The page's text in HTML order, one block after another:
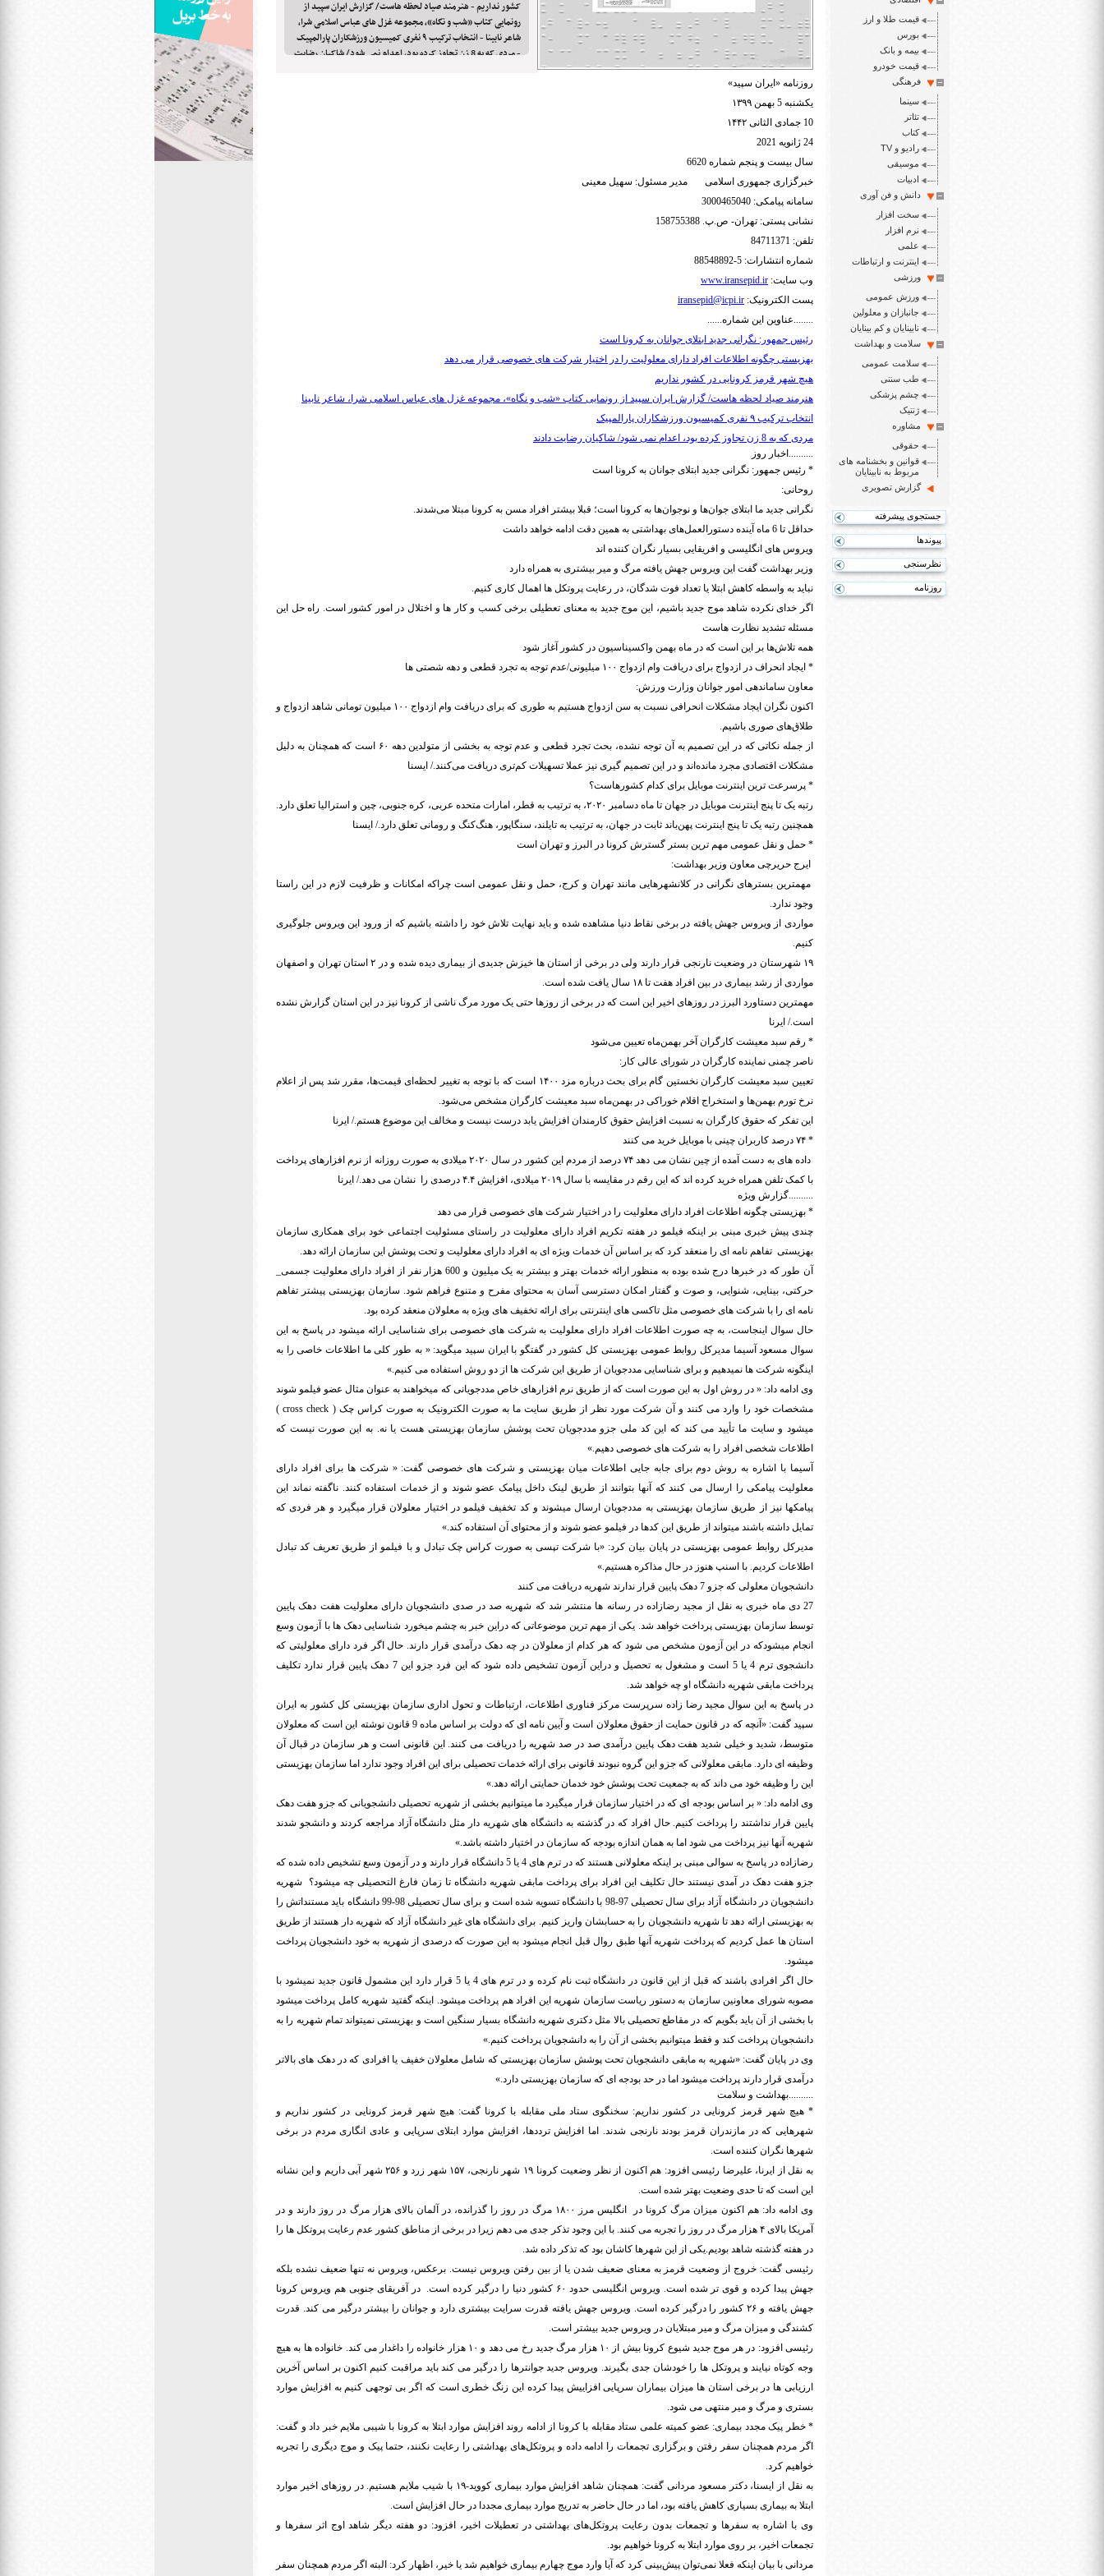
قیمت طلا و ارز
بورس
بیمه و بانک
قیمت خودرو
فرهنگی
سینما
تئاتر
کتاب
رادیو و TV
موسیقی
ادبیات
دانش و فن آوری
سخت افزار
نرم افزار
علمی
اینترنت و ارتباطات
ورزشی
ورزش عمومی
جانبازان و معلولین
نابینایان و کم بینایان
سلامت و بهداشت
سلامت عمومی
طب سنتی
چشم پزشکی
ژنتیک
مشاوره
حقوقی
قوانین و بخشنامه های
مربوط به نابینایان
گزارش تصویری
جستجوی پیشرفته
پیوندها
نظرسنجی
روزنامه
کشور نداریم - هنرمند صیاد لحظه هاست/ گزارش ایران سپید از
رونمایی کتاب «شب و نگاه»، مجموعه غزل های عباس اسلامی شرا،
شاعر نابینا - انتخاب ترکیب ۹ نفری کمیسیون ورزشکاران پارالمپیک
- مردی که به 8 زن تجاوز کرده بود، اعدام نمی شود/ شاکیان رضایت
روزنامه «ایران سپید»
یکشنبه 5 بهمن ۱۳۹۹
10 جمادی الثانی ۱۴۴۲
24 ژانویه 2021
سال بیست و پنجم شماره 6620
خبرگزاری جمهوری اسلامی مدیر مسئول: سهیل معینی
سامانه پیامکی: 3000465040
نشانی پستی: تهران- ص.پ. 158755388
تلفن: 84711371
شماره انتشارات: 5-88548892
وب سایت: www.iransepid.ir
پست الکترونیک: iransepid@icpi.ir
........عناوین این شماره......
رئیس جمهور: نگرانی جدید ابتلای جوانان به کرونا است
بهزیستی چگونه اطلاعات افراد دارای معلولیت را در اختیار شرکت های خصوصی قرار می دهد
هیچ شهر قرمز کرونایی در کشور نداریم
هنرمند صیاد لحظه هاست/ گزارش ایران سپید از رونمایی کتاب «شب و نگاه»، مجموعه غزل های عباس اسلامی شرا، شاعر نابینا
انتخاب ترکیب ۹ نفری کمیسیون ورزشکاران پارالمپیک
مردی که به 8 زن تجاوز کرده بود، اعدام نمی شود/ شاکیان رضایت دادند
..........اخبار روز
* رئیس جمهور: نگرانی جدید ابتلای جوانان به کرونا است
روحانی:
نگرانی جدید ما ابتلای جوان‌ها و نوجوان‌ها به کرونا است؛ قبلا بیشتر افراد مسن به کرونا مبتلا می‌شدند.
حداقل تا 6 ماه آینده دستورالعمل‌های بهداشتی به همین دقت ادامه خواهد داشت
ویروس های انگلیسی و افریقایی بسیار نگران کننده اند
وزیر بهداشت گفت این ویروس جهش یافته مرگ و میر بیشتری به همراه دارد
نباید به واسطه کاهش ابتلا یا تعداد فوت شدگان، در رعایت پروتکل ها اهمال کاری کنیم.
اگر خدای نکرده شاهد موج جدید باشیم، این موج جدید به معنای تعطیلی برخی کسب و کار ها و اختلال در امور کشور است. راه حل این
مسئله تشدید نظارت هاست
همه تلاش‌ها بر این است که در ماه بهمن واکسیناسیون در کشور آغاز شود
* ایجاد انحراف در ازدواج برای دریافت وام ازدواج ۱۰۰ میلیونی/عدم توجه به تجرد قطعی و دهه شصتی ها
معاون ساماندهی امور جوانان وزارت ورزش:
اکنون نگران ایجاد مشکلات انحرافی نسبت به سن ازدواج هستیم به طوری که برای دریافت وام ازدواج ۱۰۰ میلیون تومانی شاهد ازدواج و
طلاق‌های صوری باشیم.
از جمله نکاتی که در این تصمیم به آن توجه نشده، بحث تجرد قطعی و عدم توجه به بخشی از متولدین دهه ۶۰ است که همچنان به دلیل
مشکلات اقتصادی مجرد مانده‌اند و در این تصمیم گیری نیز عملا تسهیلات کم‌تری دریافت می‌کنند./ ایسنا
* پرسرعت ترین اینترنت موبایل برای کدام کشورهاست؟
رتبه یک تا پنج اینترنت موبایل در جهان تا ماه دسامبر ۲۰۲۰، به ترتیب به قطر، امارات متحده عربی، کره جنوبی، چین و استرالیا تعلق دارد.
همچنین رتبه یک تا پنج اینترنت پهن‌باند ثابت در جهان، به ترتیب به تایلند، سنگاپور، هنگ‌کنگ و رومانی تعلق دارد./ ایسنا
* حمل و نقل عمومی مهم ترین بستر گسترش کرونا در البرز و تهران است
ایرج حریرچی معاون وزیر بهداشت:
مهمترین بسترهای نگرانی در کلانشهرهایی مانند تهران و کرج، حمل و نقل عمومی است چراکه امکانات و ظرفیت لازم در این راستا
وجود ندارد.
مواردی از ویروس جهش یافته در برخی نقاط دنیا مشاهده شده و باید نهایت تلاش خود را داشته باشیم که از ورود این ویروس جلوگیری
کنیم.
۱۹ شهرستان در وضعیت نارنجی قرار دارند ولی در برخی از استان ها خیزش جدیدی از بیماری دیده شده و در ۲ استان تهران و اصفهان
مواردی از رشد بیماری در بین افراد هفت تا ۱۸ سال یافت شده است.
مهمترین دستاورد البرز در روزهای اخیر این است که در برخی از روزها حتی یک مورد مرگ ناشی از کرونا نیز در این استان گزارش نشده
است./ ایرنا
* رقم سبد معیشت کارگران آخر بهمن‌ماه تعیین می‌شود
ناصر چمنی نماینده کارگران در شورای عالی کار:
تعیین سبد معیشت کارگران نخستین گام برای بحث درباره مزد ۱۴۰۰ است که با توجه به تغییر لحظه‌ای قیمت‌ها، مقرر شد پس از اعلام
نرخ تورم بهمن‌ها و استخراج اقلام خوراکی در بهمن‌ماه سبد معیشت کارگران مشخص می‌شود.
این تفکر که حقوق کارگران به نسبت افزایش حقوق کارمندان افزایش یابد درست نیست و مخالف این موضوع هستم./ ایرنا
* ۷۴ درصد کاربران چینی با موبایل خرید می کنند
داده های به دست آمده از چین نشان می دهد ۷۴ درصد از مردم این کشور در سال ۲۰۲۰ میلادی به صورت روزانه از نرم افزارهای پرداخت
با کمک تلفن همراه خرید کرده اند که این رقم در مقایسه با سال ۲۰۱۹ میلادی، افزایش ۴.۴ درصدی را نشان می دهد./ ایرنا
..........گزارش ویژه
* بهزیستی چگونه اطلاعات افراد دارای معلولیت را در اختیار شرکت های خصوصی قرار می دهد
چندی پیش خبری مبنی بر اینکه فیلمو در هفته تکریم افراد دارای معلولیت در راستای مسئولیت اجتماعی خود برای همکاری سازمان
بهزیستی تفاهم نامه ای را منعقد کرد که بر اساس آن خدمات ویژه ای به افراد دارای معلولیت و تحت پوشش این سازمان ارائه دهد.
آن طور که در خبرها درج شده بوده به منظور ارائه خدمات بهتر و بیشتر به یک میلیون و 600 هزار نفر از افراد دارای معلولیت جسمی_
حرکتی، بینایی، شنوایی، و صوت و گفتار امکان دسترسی آسان به محتوای مفرح و متنوع فراهم شود. سازمان بهزیستی پیشتر تفاهم
نامه ای را با شرکت های خصوصی مثل تاکسی های اینترنتی برای ارائه تخفیف های ویژه به معلولان منعقد کرده بود.
حال سوال اینجاست، به چه صورت اطلاعات افراد دارای معلولیت به شرکت های خصوصی برای شناسایی ارائه میشود در پاسخ به این
سوال مسعود آسیما مدیرکل روابط عمومی بهزیستی کل کشور در گفتگو با ایران سپید میگوید: « به طور کلی ما اطلاعات خاصی را به
اینگونه شرکت ها نمیدهیم و برای شناسایی مددجویان از طریق این شرکت ها از دو روش استفاده می کنیم.»
وی ادامه داد: « در روش اول به این صورت است که از طریق نرم افزارهای خاص مددجویانی که میخواهند به عنوان مثال عضو فیلمو شوند
مشخصات خود را وارد می کنند و آن شرکت مورد نظر از طریق سایت ما به صورت الکترونیک به صورت کراس چک ( cross check )
میشود و سایت ما تأیید می کند که این کد ملی جزو مددجویان تحت پوشش سازمان بهزیستی هست یا نه. به این صورت نیست که
اطلاعات شخصی افراد را به شرکت های خصوصی دهیم.»
آسیما با اشاره به روش دوم برای جابه جایی اطلاعات میان بهزیستی و شرکت های خصوصی گفت: « شرکت ها برای افراد دارای
معلولیت پیامکی را ارسال می کنند که آنها بتوانند از طریق لینک داخل پیامک عضو شوند و از خدمات استفاده کنند. ناگفته نماند این
پیامکها نیز از طریق سازمان بهزیستی به مددجویان ارسال میشوند و کد تخفیف فیلمو در اختیار معلولان قرار میگیرد و هر فردی که
تمایل داشته باشند میتواند از طریق این کدها در فیلمو عضو شوند و از محتوای آن استفاده کند.»
مدیرکل روابط عمومی بهزیستی در پایان بیان کرد: «با شرکت تپسی به صورت کراس چک تبادل و با فیلمو از طریق تعریف کد تبادل
اطلاعات کردیم. با اسنپ هنوز در حال مذاکره هستیم.»
دانشجویان معلولی که جزو 7 دهک پایین قرار ندارند شهریه دریافت می کنند
27 دی ماه خبری به نقل از مجید رضازاده در رسانه ها منتشر شد که شهریه صد در صدی دانشجویان دارای معلولیت هفت دهک پایین
توسط سازمان بهزیستی پرداخت خواهد شد. یکی از مهم ترین موضوعاتی که دراین خبر به چشم میخورد شناسایی دهک ها با آزمون وسع
انجام میشودکه در این آزمون مشخص می شود که هر کدام از معلولان در چه دهک درآمدی قرار دارند. حال اگر فرد دارای معلولیتی که
دانشجوی ترم 4 یا 5 است و مشغول به تحصیل و دراین آزمون تشخیص داده شود که این فرد جزو این 7 دهک پایین قرار ندارد تکلیف
پرداخت مابقی شهریه دانشگاه او چه خواهد شد.
در پاسخ به این سوال مجید رضا زاده سرپرست مرکز فناوری اطلاعات، ارتباطات و تحول اداری سازمان بهزیستی کل کشور به ایران
سپید گفت: «آنچه که در قانون حمایت از حقوق معلولان است و آیین نامه ای که دولت بر اساس ماده 9 قانون نوشته این است که معلولان
متوسط، شدید و خیلی شدید هفت دهک پایین درآمدی صد در صد شهریه را دریافت می کنند. این قانونی است و هر سازمان در قبال آن
وظیفه ای دارد. مابقی معلولانی که جزو این گروه نبودند قانونی برای ارائه خدمات تحصیلی برای این افراد وجود ندارد اما سازمان بهزیستی
این را وظیفه خود می داند که به جمعیت تحت پوشش خود خدمان حمایتی ارائه دهد.»
وی ادامه داد: « بر اساس بودجه ای که در اختیار سازمان قرار میگیرد ما میتوانیم بخشی از شهریه تحصیلی دانشجویانی که جزو هفت دهک
پایین قرار نداشتند را پرداخت کنیم. حال افراد که در گذشته به دانشگاه های شهریه دار مثل دانشگاه آزاد مراجعه کردند و دانشجو شدند
شهریه آنها نیز پرداخت می شود اما به همان اندازه بودجه که سازمان در اختیار داشته باشد.»
رضازاده در پاسخ به سوالی مبنی بر اینکه معلولانی هستند که در ترم های 4 یا 5 دانشگاه قرار دارند و در آزمون وسع تشخیص داده شده که
جزو هفت دهک در آمدی نیستند حال تکلیف این افراد برای پرداخت مابقی شهریه دانشگاه تا زمان فارغ التحصیلی چه میشود؟ شهریه
دانشجویان در دانشگاه آزاد برای سال تحصیلی 97-98 با دانشگاه تسویه شده است و برای سال تحصیلی 98-99 دانشگاه باید مستنداتش را
به بهزیستی ارائه دهد تا شهریه دانشجویان را به حسابشان واریز کنیم. برای دانشگاه های غیر دانشگاه آزاد که شهریه دار هستند از طریق
استان ها عمل کردیم که پرداخت شهریه آنها طبق روال قبل انجام میشود به این صورت که درصدی از شهریه به خود دانشجویان پرداخت
میشود.
حال اگر افرادی باشند که قبل از این قانون در دانشگاه ثبت نام کرده و در ترم های 4 یا 5 قرار دارد این مشمول قانون جدید نمیشود با
مصوبه شورای معاونین سازمان به دستور ریاست سازمان شهریه این افراد هم پرداخت میشود. اینکه گفتید شهریه کامل پرداخت میشود
با بخشی از آن باید بگویم که در مقاطع تحصیلی بالا مثل دکتری شهریه دانشگاه بسیار سنگین است و بهزیستی نمیتواند تمام شهریه را به
دانشجویان پرداخت کند و فقط میتوانیم بخشی از آن را به دانشجویان پرداخت کنیم.»
وی در پایان گفت: «شهریه به مابقی دانشجویان تحت پوشش سازمان بهزیستی که شامل معلولان خفیف یا افرادی که در دهک های بالاتر
درآمدی قرار دارند پرداخت میشود اما در حد بودجه ای که سازمان بهزیستی دارد.»
..........بهداشت و سلامت
* هیچ شهر قرمز کرونایی در کشور نداریم: سخنگوی ستاد ملی مقابله با کرونا گفت: هیچ شهر قرمز کرونایی در کشور نداریم و
شهرهایی که در مازندران قرمز بودند نارنجی شدند. اما افزایش ترددها، افزایش موارد ابتلای سرپایی و عادی انگاری مردم در برخی
شهرها نگران کننده است.
به نقل از ایرنا، علیرضا رئیسی افزود: هم اکنون از نظر وضعیت کرونا ۱۹ شهر نارنجی، ۱۵۷ شهر زرد و ۲۵۶ شهر آبی داریم و این نشانه
این است که تا حدی وضعیت بهتر شده است.
وی ادامه داد: هم اکنون میزان مرگ کرونا در انگلیس مرز ۱۸۰۰ مرگ در روز را گذرانده، در آلمان بالای هزار مرگ در روز دارند و در
آمریکا بالای ۴ هزار مرگ در روز را تجربه می کنند. با این وجود تذکر جدی می دهم زیرا در برخی از مناطق کشور عدم رعایت پروتکل ها را
در هفته گذشته شاهد بودیم.یکی از این شهرها کاشان بود که تذکر داده شد.
رئیسی گفت: خروج از وضعیت قرمز به معنای ضعیف شدن یا از بین رفتن ویروس نیست. برعکس، ویروس نه تنها ضعیف نشده بلکه
جهش پیدا کرده و قوی تر شده است. ویروس انگلیسی حدود ۶۰ کشور دنیا را درگیر کرده است. در آفریقای جنوبی هم ویروس کرونا
جهش یافته و ۲۶ کشور را درگیر کرده است. ویروس جهش یافته قدرت سرایت بیشتری دارد و جوانان را بیشتر درگیر می کند. قدرت
کشندگی و میزان مرگ و میر مبتلایان در ویروس جدید بیشتر است.
رئیسی افزود: در هر موج جدید شیوع کرونا بیش از ۱۰ هزار مرگ جدید رخ می دهد و ۱۰ هزار خانواده را داغدار می کند. خانواده ها به هیچ
وجه کوتاه نیایند و پروتکل ها را خودشان جدی بگیرند. ویروس جدید جوانترها را درگیر می کند باید مراقبت کنیم اکنون بر اساس آخرین
ارزیابی ها در برخی استان ها میزان بیماران سرپایی افزاییش پیدا کرده این زنگ خطری است که اگر بی توجهی کنیم به افزایش موارد
بستری و مرگ و میر منتهی می شود.
* خطر پیک مجدد بیماری: عضو کمیته علمی ستاد مقابله با کرونا از ادامه روند افزایش موارد ابتلا به کرونا با شیبی ملایم خبر داد و گفت:
اگر مردم همچنان سفر رفتن و برگزاری تجمعات را ادامه داده و پروتکل‌های بهداشتی را رعایت نکنند، حتما پیک و موج دیگری را تجربه
خواهیم کرد.
به نقل از ایسنا، دکتر مسعود مردانی گفت: همچنان شاهد افزایش موارد بیماری کووید-۱۹ با شیب ملایم هستیم. در روزهای اخیر موارد
ابتلا به بیماری بسیاری کاهش یافته بود، اما در حال حاضر به تدریج موارد بیماری مجددا در حال افزایش است.
وی با اشاره به سفرها و تجمعات بدون رعایت پروتکل‌های بهداشتی در تعطیلات اخیر، افزود: دو هفته دیگر شاهد اوج اثر سفرها و
تجمعات اخیر، بر روی موارد ابتلا به کرونا خواهیم بود.
مردانی با بیان اینکه فعلا نمی‌توان پیش‌بینی کرد که آیا وارد موج چهارم بیماری خواهیم شد یا خیر، اظهار کرد: البته اگر مردم همچنان سفر